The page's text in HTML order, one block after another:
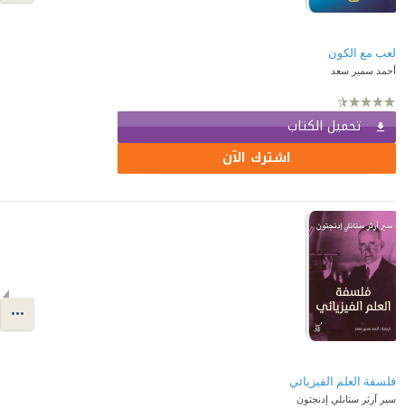
لعب مع الكون
أحمد سمير سعد
تحميل الكتاب
اشترك الآن
فلسفة العلم الفيزيائي
سير آرثر ستانلي إدنجتون